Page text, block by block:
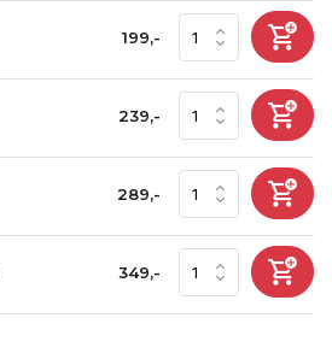
199,-
239,-
289,-
349,-